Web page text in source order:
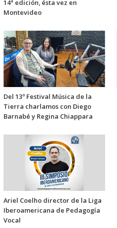
14ª edición, ésta vez en
Montevideo
Del 13º Festival Música de la
Tierra charlamos con Diego
Barnabé y Regina Chiappara
Ariel Coelho director de la Liga
Iberoamericana de Pedagogía
Vocal